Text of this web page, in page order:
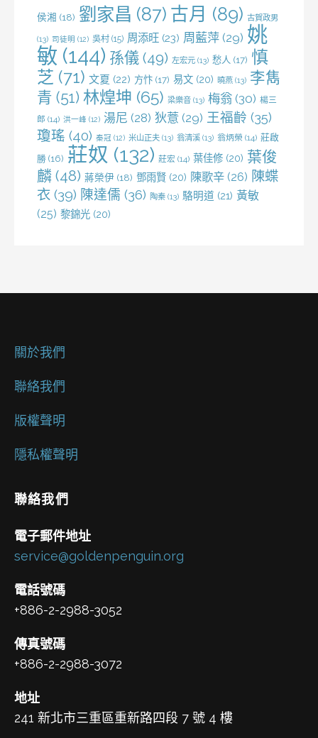
侯湘 (18) 劉家昌 (87) 古月 (89) 古賀政男
(13) 司徒明 (12) 吳村 (15) 周添旺 (23) 周藍萍 (29) 姚
敏 (144) 孫儀 (49) 左宏元 (13) 愁人 (17) 慎
芝 (71) 文夏 (22) 方忭 (17) 易文 (20) 曉燕 (13) 李雋
青 (51) 林煌坤 (65) 梁樂音 (13) 梅翁 (30) 楊三
郎 (14) 洪一峰 (12) 湯尼 (28) 狄薏 (29) 王福齡 (35)
瓊瑤 (40) 秦冠 (12) 米山正夫 (13) 翁清溪 (13) 翁炳榮 (14) 莊啟
勝 (16) 莊奴 (132) 莊宏 (14) 葉佳修 (20) 葉俊
麟 (48) 蔣榮伊 (18) 鄧雨賢 (20) 陳歌辛 (26) 陳蝶
衣 (39) 陳達儒 (36) 陶秦 (13) 駱明道 (21) 黃敏
(25) 黎錦光 (20)
關於我們
聯絡我們
版權聲明
隱私權聲明
聯絡我們
電子郵件地址
service@goldenpenguin.org
電話號碼
+886-2-2988-3052
傳真號碼
+886-2-2988-3072
地址
241 新北市三重區重新路四段 7 號 4 樓